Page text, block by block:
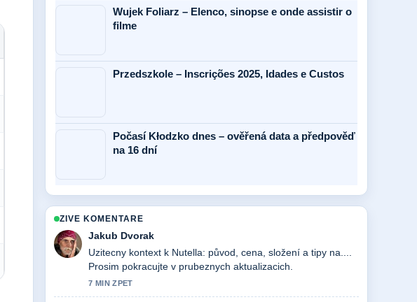
Wujek Foliarz – Elenco, sinopse e onde assistir o
filme
Przedszkole – Inscrições 2025, Idades e Custos
Počasí Kłodzko dnes – ověřená data a předpověď
na 16 dní
ZIVE KOMENTARE
Jakub Dvorak
Uzitecny kontext k Nutella: původ, cena, složení a tipy na....
Prosim pokracujte v prubeznych aktualizacich.
7 MIN ZPET